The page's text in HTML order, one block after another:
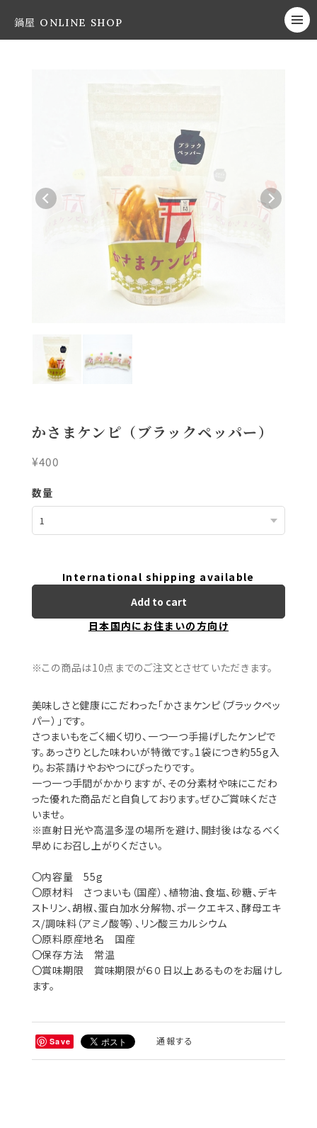
鍋屋 ONLINE SHOP
かさまケンピ（ブラックペッパー）
¥400
数量
International shipping available
Add to cart
日本国内にお住まいの方向け
※この商品は10点までのご注文とさせていただきます。
美味しさと健康にこだわった「かさまケンピ（ブラックペッ
パー）」です。
さつまいもをごく細く切り、一つ一つ手揚げしたケンピで
す。あっさりとした味わいが特徴です。1袋につき約55g入
り。お茶請けやおやつにぴったりです。
一つ一つ手間がかかりますが、その分素材や味にこだわ
った優れた商品だと自負しております。ぜひご賞味くださ
いませ。
※直射日光や高温多湿の場所を避け、開封後はなるべく
早めにお召し上がりください。
〇内容量 55g
〇原材料 さつまいも（国産）、植物油、食塩、砂糖、デキ
ストリン、胡椒、蛋白加水分解物、ポークエキス、酵母エキ
ス/調味料（アミノ酸等）、リン酸三カルシウム
〇原料原産地名 国産
〇保存方法 常温
〇賞味期限 賞味期限が６０日以上あるものをお届けし
ます。
Save 通報する